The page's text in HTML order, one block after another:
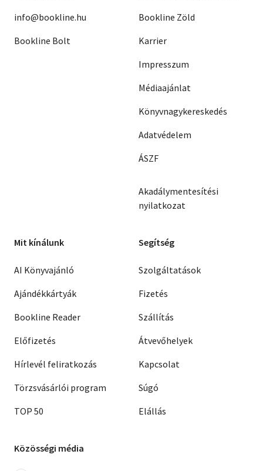
info@bookline.hu
Bookline Bolt
Bookline Zöld
Karrier
Impresszum
Médiaajánlat
Könyvnagykereskedés
Adatvédelem
ÁSZF
Akadálymentesítési
nyilatkozat
Mit kínálunk
AI Könyvajánló
Ajándékkártyák
Bookline Reader
Előfizetés
Hírlevél feliratkozás
Törzsvásárlói program
TOP 50
Segítség
Szolgáltatások
Fizetés
Szállítás
Átvevőhelyek
Kapcsolat
Súgó
Elállás
Közösségi média